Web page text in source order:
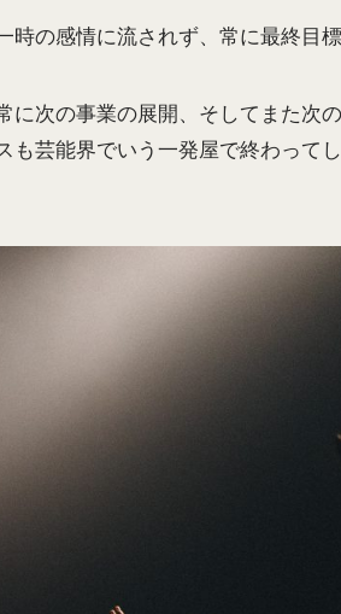
の感情に流されず、常に最終目
に次の事業の展開、そしてまた次
も芸能界でいう一発屋で終わって